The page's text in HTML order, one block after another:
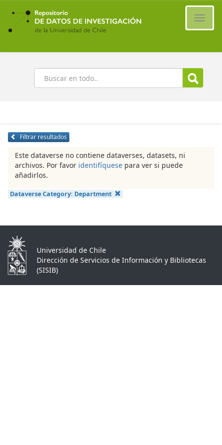
Ir
contenido
principal
Buscar
Filtrar resultados
Este dataverse no contiene dataverses, datasets, ni
archivos. Por favor identifíquese para ver si puede
añadirlos.
Dataverse Category: Department
Universidad de Chile
Dirección de Servicios de Información y Bibliotecas
(SISIB)